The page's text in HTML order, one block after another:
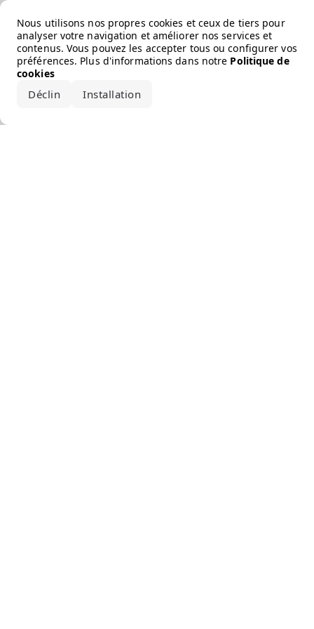
Nous utilisons nos propres cookies et ceux de tiers pour
analyser votre navigation et améliorer nos services et
contenus. Vous pouvez les accepter tous ou configurer vos
préférences. Plus d'informations dans notre Politique de
cookies
Déclin Installation
Error loading the brand